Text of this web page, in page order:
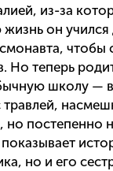
из-за
он
чтобы
Но теперь
школу —
травлей,
но постепенно
но и его